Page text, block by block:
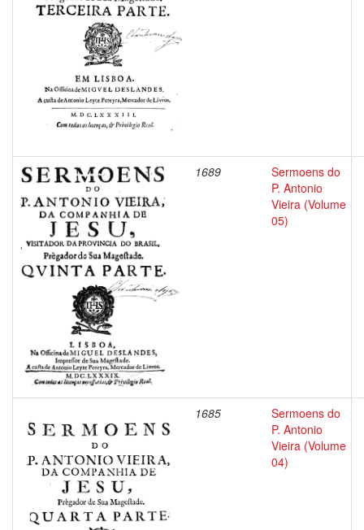
1689
Sermoens do
P. Antonio
Vieira (Volume
05)
1685
Sermoens do
P. Antonio
Vieira (Volume
04)